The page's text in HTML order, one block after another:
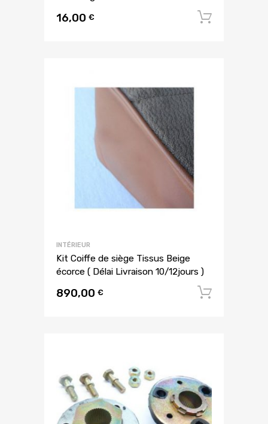
16,00 €
INTÉRIEUR
Kit Coiffe de siège Tissus Beige
écorce ( Délai Livraison 10/12jours )
890,00 €